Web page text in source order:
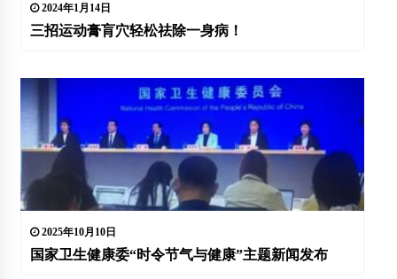
2024年1月14日
三招运动膏肓穴轻松祛除一身病！
2025年10月10日
国家卫生健康委“时令节气与健康”主题新闻发布